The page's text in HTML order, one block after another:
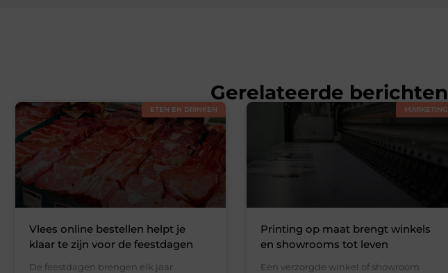
Gerelateerde berichten
ETEN EN DRINKEN
Vlees online bestellen helpt je
klaar te zijn voor de feestdagen
De feestdagen brengen elk jaar
MARKETING
Printing op maat brengt winkels
en showrooms tot leven
Een verzorgde winkel of showroom